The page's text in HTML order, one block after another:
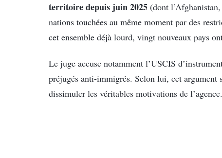
territoire depuis juin 2025 (dont
nations touchées au même moment par des
cet ensemble déjà lourd, vingt nouveaux pays
Le juge accuse notamment l’USCIS
préjugés anti-immigrés. Selon lui, cet argument
dissimuler les véritables motivations de l’agence.